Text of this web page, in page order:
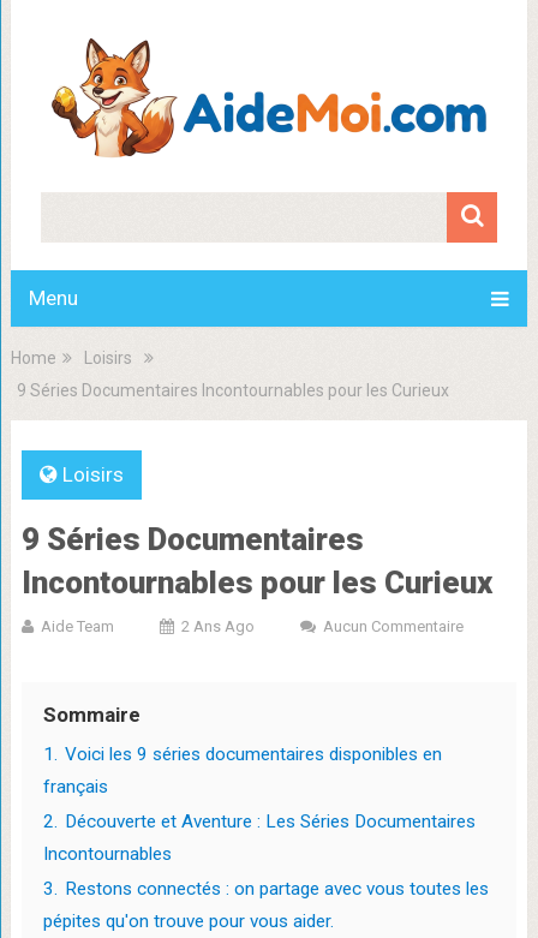
Menu
Home
Loisirs
9 Séries Documentaires Incontournables pour les Curieux
Loisirs
9 Séries Documentaires
Incontournables pour les Curieux
Aide Team 2 Ans Ago Aucun Commentaire
Sommaire
1. Voici les 9 séries documentaires disponibles en
français
2. Découverte et Aventure : Les Séries Documentaires
Incontournables
3. Restons connectés : on partage avec vous toutes les
pépites qu'on trouve pour vous aider.